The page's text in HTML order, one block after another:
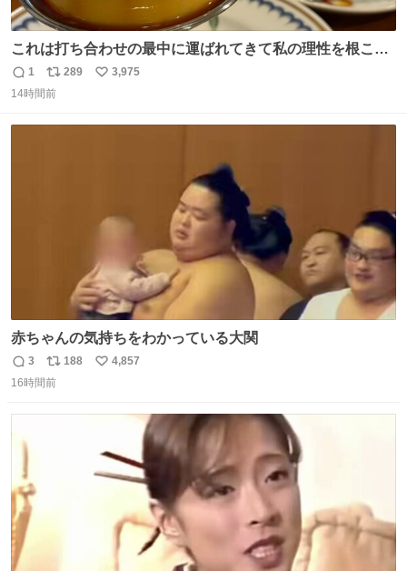
これは打ち合わせの最中に運ばれてきて私の理性を根こそ
ぎ奪い去ったプリンの写真です。
返
信
1
リ
ポ
289
い
3,975
14時間前
赤ちゃんの気持ちをわかっている大関
返
信
3
リ
ポ
188
い
4,857
16時間前